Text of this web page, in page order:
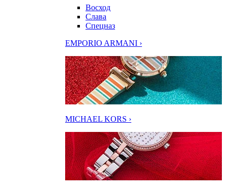
Восход
Слава
Спецназ
EMPORIO ARMANI ›
MICHAEL KORS ›